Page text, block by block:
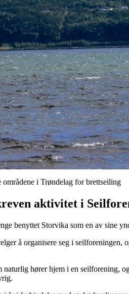
områdene i Trøndelag for brettseiling
aktivitet i
benyttet Storvika som en av sine
å organisere seg i
naturlig hører hjem i en seilforening,